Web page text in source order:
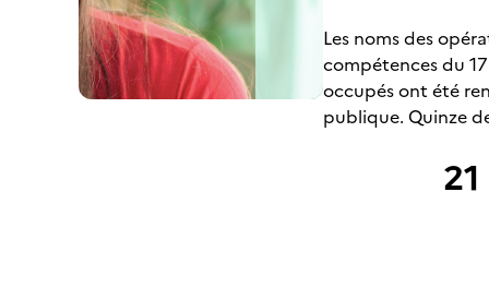
Les noms des
compétences du
occupés ont été
publique. Quinze